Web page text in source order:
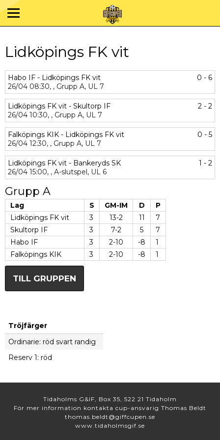
Lidköpings FK vit
Habo IF - Lidköpings FK vit
0 - 6
26/04 08:30, , Grupp A, UL 7
Lidköpings FK vit - Skultorp IF
2 - 2
26/04 10:30, , Grupp A, UL 7
Falköpings KIK - Lidköpings FK vit
0 - 5
26/04 12:30, , Grupp A, UL 7
Lidköpings FK vit - Bankeryds SK
1 - 2
26/04 15:00, , A-slutspel, UL 6
Grupp A
Lag S GM-IM D
P
Lidköpings FK vit
3 13-2 11
7
Skultorp IF
3 7-2 5
7
Habo IF
3 2-10 -8
1
Falköpings KIK
3 2-10 -8 1
TILL GRUPPEN
Tröjfärger
Ordinarie: röd svart randig
Reserv 1: röd
Tidaholms G&IF, Box 35, 522 21 Tidaholm
För mer information kontakta cup-ansvarig Thomas Beldt
thomas.beldt@giffcupen.se
www.tidaholmsgif.se